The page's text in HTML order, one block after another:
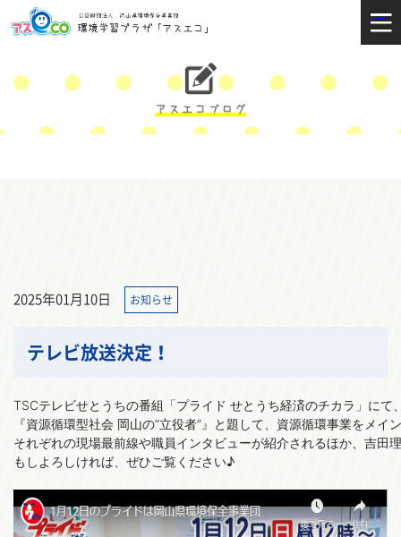
2025年01月10日 お知らせ
テレビ放送決定！
TSCテレビせとうちの番組「プライド せとうち経済のチカラ」に
『資源循環型社会 岡山の“立役者”』と題して、資源循環事業をメ
それぞれの現場最前線や職員インタビューが紹介されるほか、吉田
もしよろしければ、ぜひご覧ください♪